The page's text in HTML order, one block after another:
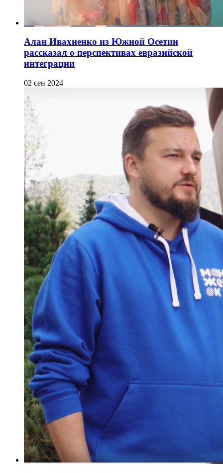
Алан Ивахненко из Южной Осетии
рассказал о перспективах евразийской
интеграции
02 сен 2024